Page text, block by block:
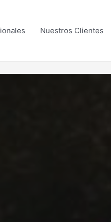
Nuestros Clientes